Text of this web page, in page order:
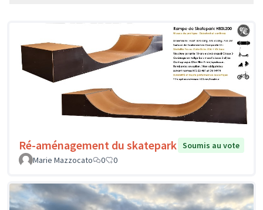
Ré-aménagement du skatepark Soumis au vote
Marie Mazzocato
0 0